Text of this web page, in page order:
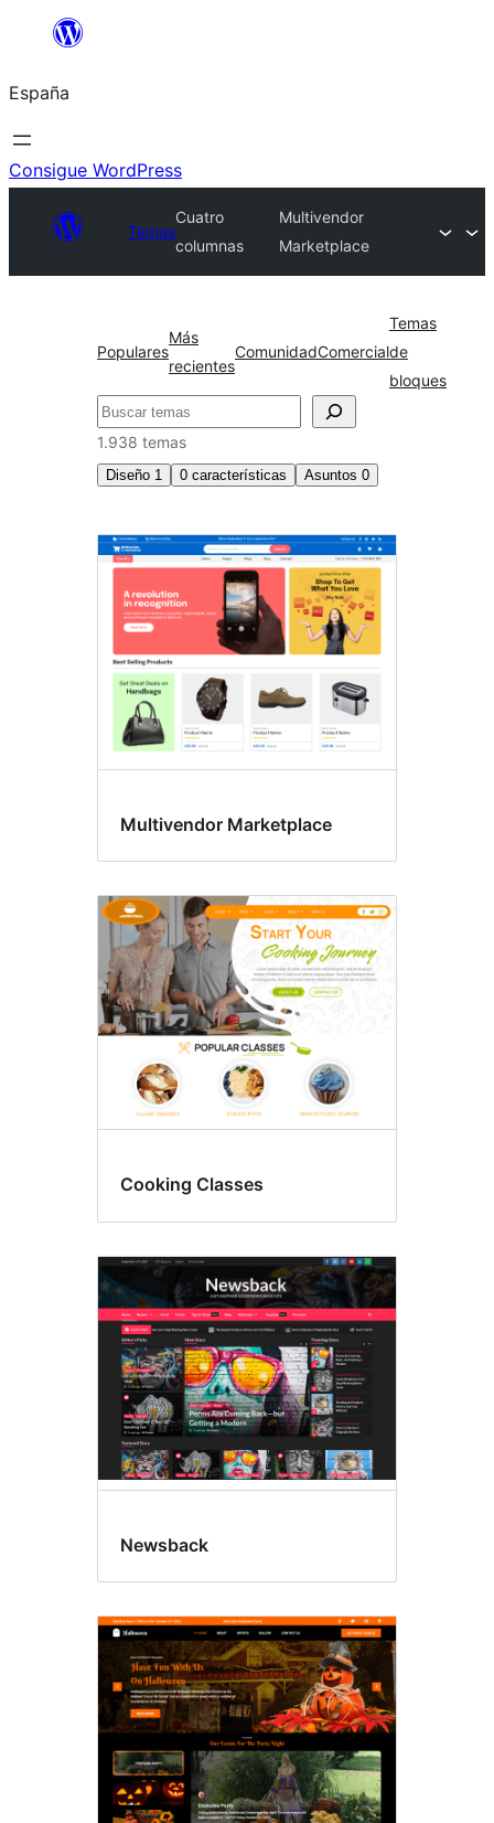
Saltar
contenido
España
Consigue WordPress
Temas
Cuatro
columnas
Multivendor
Marketplace
Populares
Más
recientes
ComunidadComercial
Temas
de
bloques
Buscar
1.938 temas
Diseño 1 0 características Asuntos 0
Cuatro
columnas
Multivendor Marketplace
Cooking Classes
Newsback